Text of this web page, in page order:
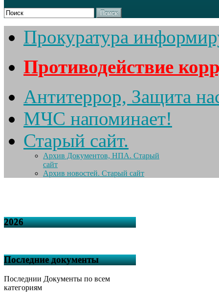
Поиск
Прокуратура
Противодействие
Антитеррор, Защита
МЧС напоминает!
Старый сайт.
Архив Документов, НПА. Старый
сайт
Архив новостей. Старый сайт
2026
Последние документы
Последнии Документы по всем
категориям